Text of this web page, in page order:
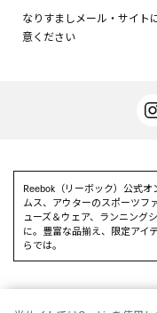
なりすましメール・サイト
意ください
Reebok（リーボック）公式
ムス、アウターのスポーツフ
ューズ＆ウェア、ランニング
に。豊富な品揃え、限定アイ
らでは。